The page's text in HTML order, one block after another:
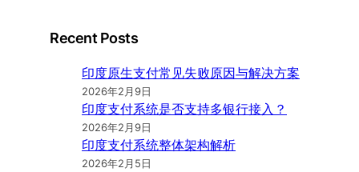
Recent Posts
印度原生支付常见失败原因与解决方案
2026年2月9日
印度支付系统是否支持多银行接入？
2026年2月9日
印度支付系统整体架构解析
2026年2月5日